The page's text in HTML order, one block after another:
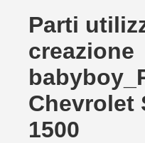
Parti
creazione
Chevrolet
1500